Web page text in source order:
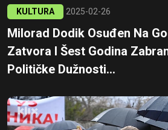
KULTURA 2025-02-26
Milorad Dodik Osuđen Na
Zatvora I Šest Godina
Političke Dužnosti...